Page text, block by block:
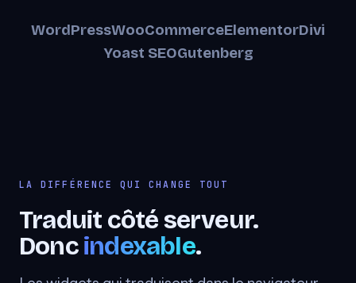
WordPressWooCommerceElementorDivi
Yoast SEOGutenberg
LA DIFFÉRENCE QUI CHANGE TOUT
Traduit côté serveur.
Doncindexable.